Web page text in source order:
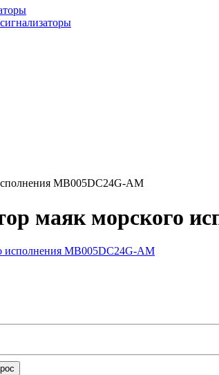
MB005DC24G-AM
маяк морского